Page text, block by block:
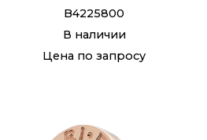
B4225800
В наличии
Цена по запросу